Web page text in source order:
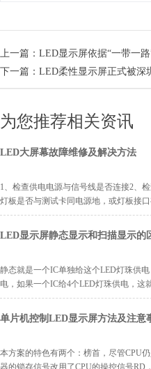
上一篇： LED显示屏依据“一带一
下一篇： LED柔性显示屏正式被深
为您推荐相关资讯
LED大屏幕故障维修及解决方法
1、检查供电电源与信号线是否连接2、
灯板是否与测试卡同电源地，或灯板接
LED显示屏静态显示和扫描显示的
静态就是一个IC单独给这个LED灯珠供
电，如果一个IC给4个LED灯珠供电，这
单片机控制LED显示屏方法及注意
本方案的特色有两个：榜首，尽管CPU
器的锁存信号改用了CPU的操控信号RD